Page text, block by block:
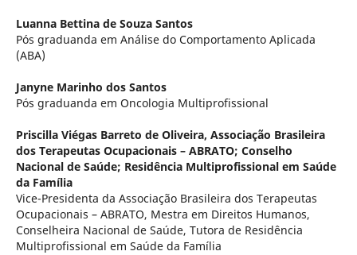
Luanna Bettina de Souza Santos
Pós graduanda em Análise do Comportamento Aplicada
(ABA)
Janyne Marinho dos Santos
Pós graduanda em Oncologia Multiprofissional
Priscilla Viégas Barreto de Oliveira, Associação Brasileira
dos Terapeutas Ocupacionais – ABRATO; Conselho
Nacional de Saúde; Residência Multiprofissional em Saúde
da Família
Vice-Presidenta da Associação Brasileira dos Terapeutas
Ocupacionais – ABRATO, Mestra em Direitos Humanos,
Conselheira Nacional de Saúde, Tutora de Residência
Multiprofissional em Saúde da Família